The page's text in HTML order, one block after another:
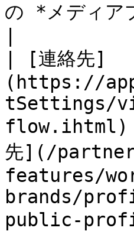
の *メディア
| [連絡先]
(https://
tSettings/
flow.ihtml)
先](/
features/
brands/
public-